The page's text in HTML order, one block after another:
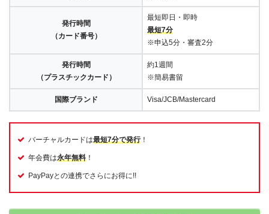
発行時間
（カード番号）
最短即日・即時
最短7分
※申込5分・審査2分
発行時間
（プラスチックカード）
約1週間
※簡易書留
国際ブランド Visa/JCB/Mastercard
バーチャルカードは最短7分で発行！
年会費は永年無料 ！
PayPayとの連携でさらにお得に!!